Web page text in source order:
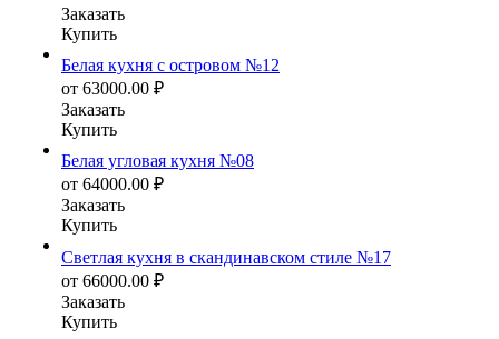
Заказать
Купить
Белая кухня с островом №12
от 63000.00 ₽
Заказать
Купить
Белая угловая кухня №08
от 64000.00 ₽
Заказать
Купить
Светлая кухня в скандинавском стиле №17
от 66000.00 ₽
Заказать
Купить